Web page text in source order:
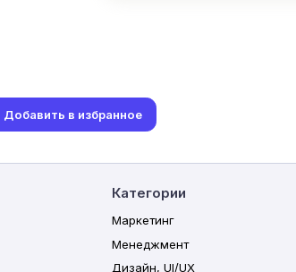
Добавить в избранное
Категории
Маркетинг
Менеджмент
Дизайн, UI/UX